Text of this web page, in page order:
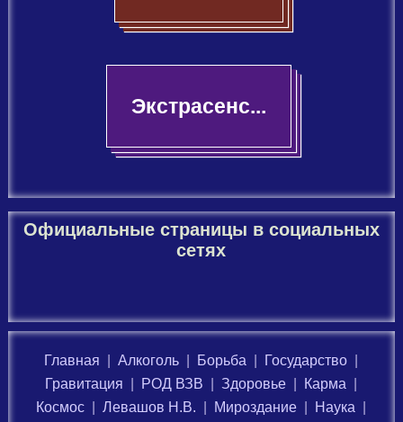
Экстрасенс...
Официальные страницы в социальных
сетях
Главная Алкоголь Борьба Государство
Гравитация
РОД ВЗВ Здоровье Карма
Космос
Левашов Н.В. Мироздание Наука